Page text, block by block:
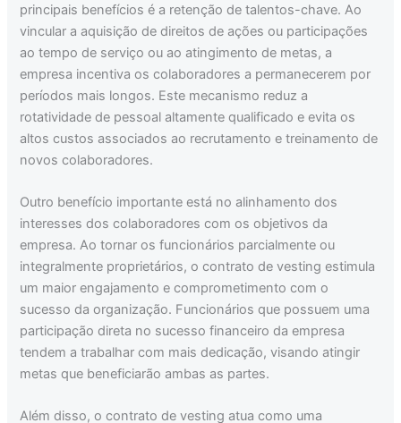
principais benefícios é a retenção de talentos-chave. Ao
vincular a aquisição de direitos de ações ou participações
ao tempo de serviço ou ao atingimento de metas, a
empresa incentiva os colaboradores a permanecerem por
períodos mais longos. Este mecanismo reduz a
rotatividade de pessoal altamente qualificado e evita os
altos custos associados ao recrutamento e treinamento de
novos colaboradores.
Outro benefício importante está no alinhamento dos
interesses dos colaboradores com os objetivos da
empresa. Ao tornar os funcionários parcialmente ou
integralmente proprietários, o contrato de vesting estimula
um maior engajamento e comprometimento com o
sucesso da organização. Funcionários que possuem uma
participação direta no sucesso financeiro da empresa
tendem a trabalhar com mais dedicação, visando atingir
metas que beneficiarão ambas as partes.
Além disso, o contrato de vesting atua como uma